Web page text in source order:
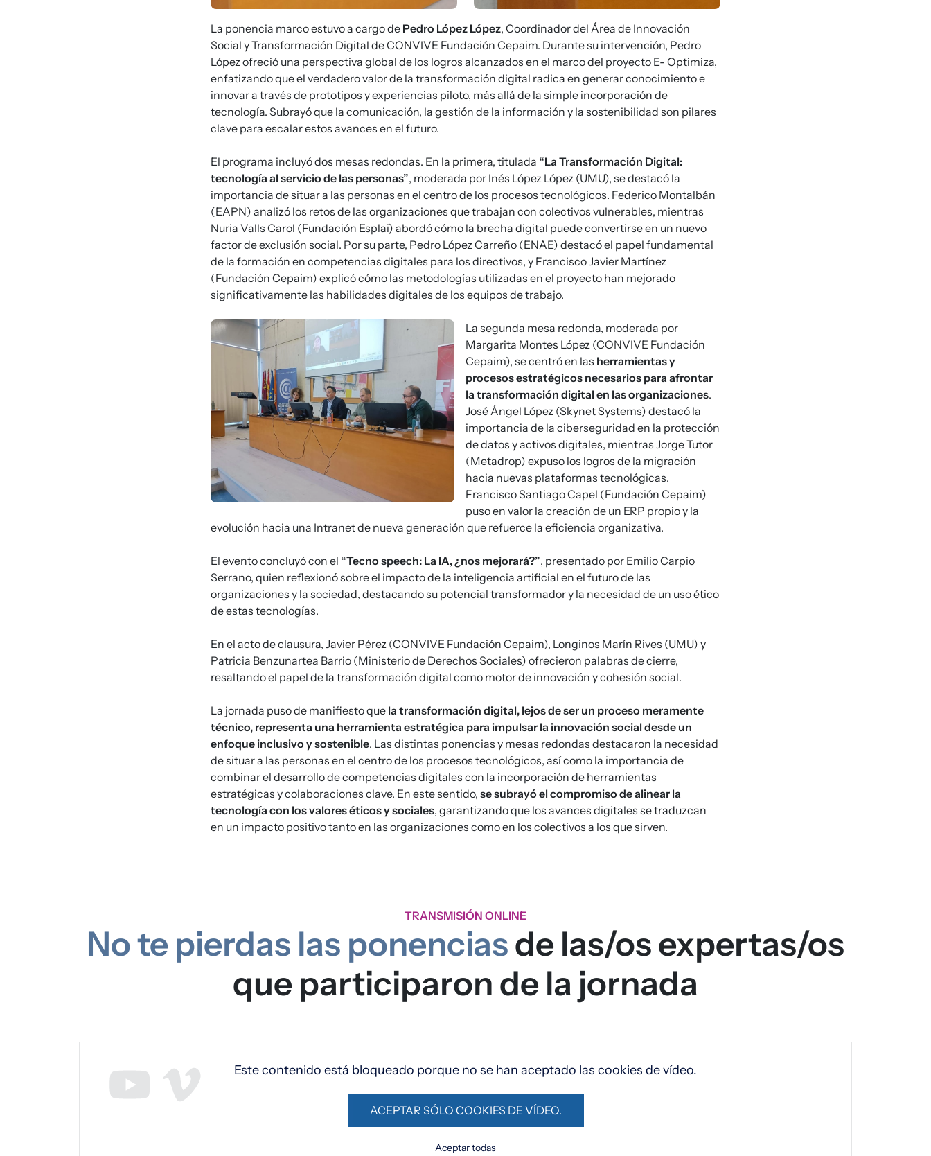
La ponencia marco estuvo a cargo de Pedro López López, Coordinador del Área de Innovación
Social y Transformación Digital de CONVIVE Fundación Cepaim. Durante su intervención, Pedro
López ofreció una perspectiva global de los logros alcanzados en el marco del proyecto E- Optimiza,
enfatizando que el verdadero valor de la transformación digital radica en generar conocimiento e
innovar a través de prototipos y experiencias piloto, más allá de la simple incorporación de
tecnología. Subrayó que la comunicación, la gestión de la información y la sostenibilidad son pilares
clave para escalar estos avances en el futuro.
El programa incluyó dos mesas redondas. En la primera, titulada “La Transformación Digital:
tecnología al servicio de las personas”, moderada por Inés López López (UMU), se destacó la
importancia de situar a las personas en el centro de los procesos tecnológicos. Federico Montalbán
(EAPN) analizó los retos de las organizaciones que trabajan con colectivos vulnerables, mientras
Nuria Valls Carol (Fundación Esplai) abordó cómo la brecha digital puede convertirse en un nuevo
factor de exclusión social. Por su parte, Pedro López Carreño (ENAE) destacó el papel fundamental
de la formación en competencias digitales para los directivos, y Francisco Javier Martínez
(Fundación Cepaim) explicó cómo las metodologías utilizadas en el proyecto han mejorado
significativamente las habilidades digitales de los equipos de trabajo.
Imagen
La segunda mesa redonda, moderada por
Margarita Montes López (CONVIVE Fundación
Cepaim), se centró en las herramientas y
procesos estratégicos necesarios para afrontar
la transformación digital en las organizaciones.
José Ángel López (Skynet Systems) destacó la
importancia de la ciberseguridad en la protección
de datos y activos digitales, mientras Jorge Tutor
(Metadrop) expuso los logros de la migración
hacia nuevas plataformas tecnológicas.
Francisco Santiago Capel (Fundación Cepaim)
puso en valor la creación de un ERP propio y la
evolución hacia una Intranet de nueva generación que refuerce la eficiencia organizativa.
El evento concluyó con el “Tecno speech: La IA, ¿nos mejorará?”, presentado por Emilio Carpio
Serrano, quien reflexionó sobre el impacto de la inteligencia artificial en el futuro de las
organizaciones y la sociedad, destacando su potencial transformador y la necesidad de un uso ético
de estas tecnologías.
En el acto de clausura, Javier Pérez (CONVIVE Fundación Cepaim), Longinos Marín Rives (UMU) y
Patricia Benzunartea Barrio (Ministerio de Derechos Sociales) ofrecieron palabras de cierre,
resaltando el papel de la transformación digital como motor de innovación y cohesión social.
La jornada puso de manifiesto que la transformación digital, lejos de ser un proceso meramente
técnico, representa una herramienta estratégica para impulsar la innovación social desde un
enfoque inclusivo y sostenible. Las distintas ponencias y mesas redondas destacaron la necesidad
de situar a las personas en el centro de los procesos tecnológicos, así como la importancia de
combinar el desarrollo de competencias digitales con la incorporación de herramientas
estratégicas y colaboraciones clave. En este sentido, se subrayó el compromiso de alinear la
tecnología con los valores éticos y sociales, garantizando que los avances digitales se traduzcan
en un impacto positivo tanto en las organizaciones como en los colectivos a los que sirven.
TRANSMISIÓN ONLINE
No te pierdas las ponenciasde las/os expertas/os
que participaron de la jornada
Este contenido está bloqueado porque no se han aceptado las cookies de vídeo.
ACEPTAR SÓLO COOKIES DE VÍDEO.
Aceptar todas